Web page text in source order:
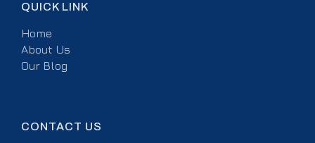
QUICK LINK
Home
About Us
Our Blog
CONTACT US